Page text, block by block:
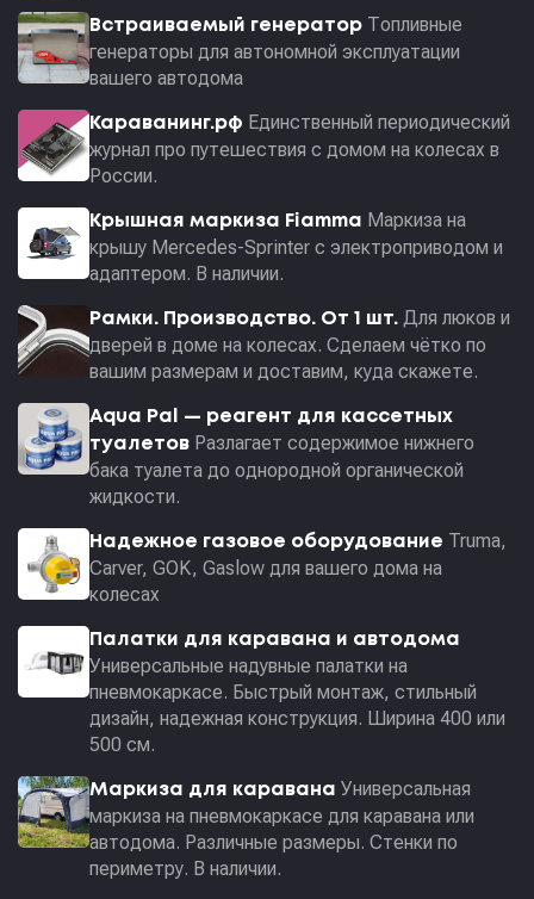
Встраиваемый генератор Топливные
генераторы для автономной эксплуатации
вашего автодома
Караванинг.рф Единственный периодический
журнал про путешествия с домом на колесах в
России.
Крышная маркиза Fiamma Маркиза на
крышу Mercedes-Sprinter с электроприводом и
адаптером. В наличии.
Рамки. Производство. От 1 шт. Для люков и
дверей в доме на колесах. Сделаем чётко по
вашим размерам и доставим, куда скажете.
Aqua Pal — pеагент для кассетных
туалетов Разлагает содержимое нижнего
бака туалета до однородной органической
жидкости.
Надежное газовое оборудование Truma,
Carver, GOK, Gaslow для вашего дома на
колесах
Палатки для каравана и автодома
Универсальные надувные палатки на
пневмокаркасе. Быстрый монтаж, стильный
дизайн, надежная конструкция. Ширина 400 или
500 см.
Маркиза для каравана Универсальная
маркиза на пневмокаркасе для каравана или
автодома. Различные размеры. Стенки по
периметру. В наличии.